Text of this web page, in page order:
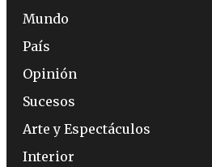
Mundo
País
Opinión
Sucesos
Arte y Espectáculos
Interior